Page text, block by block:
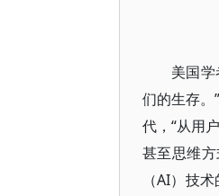
美国
们的生存
代，“从用
甚至思维
（AI）技